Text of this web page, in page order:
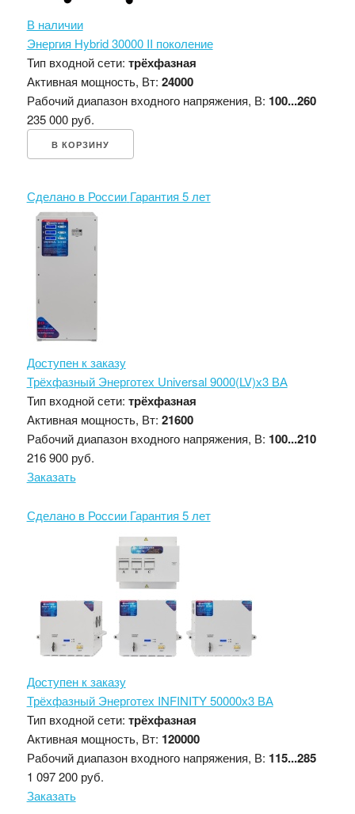
В наличии
Энергия Hybrid 30000 II поколение
Тип входной сети: трёхфазная
Активная мощность, Вт: 24000
Рабочий диапазон входного напряжения, В: 100...260
235 000 руб.
В КОРЗИНУ
Сделано в России Гарантия 5 лет
Доступен к заказу
Трёхфазный Энерготех Universal 9000(LV)х3 ВА
Тип входной сети: трёхфазная
Активная мощность, Вт: 21600
Рабочий диапазон входного напряжения, В: 100...210
216 900 руб.
Заказать
Сделано в России Гарантия 5 лет
Доступен к заказу
Трёхфазный Энерготех INFINITY 50000х3 ВА
Тип входной сети: трёхфазная
Активная мощность, Вт: 120000
Рабочий диапазон входного напряжения, В: 115...285
1 097 200 руб.
Заказать